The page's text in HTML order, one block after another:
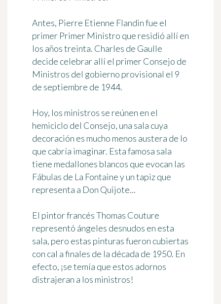
Antes, Pierre Etienne Flandin fue el
primer Primer Ministro que residió allí en
los años treinta. Charles de Gaulle
decide celebrar allí el primer Consejo de
Ministros del gobierno provisional el 9
de septiembre de 1944.
Hoy, los ministros se reúnen en el
hemiciclo del Consejo, una sala cuya
decoración es mucho menos austera de lo
que cabría imaginar. Esta famosa sala
tiene medallones blancos que evocan las
Fábulas de La Fontaine y un tapiz que
representa a Don Quijote...
El pintor francés Thomas Couture
representó ángeles desnudos en esta
sala, pero estas pinturas fueron cubiertas
con cal a finales de la década de 1950. En
efecto, ¡se temía que estos adornos
distrajeran a los ministros!